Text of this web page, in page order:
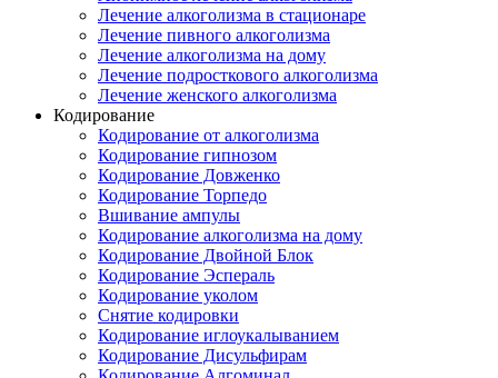
Лечение алкоголизма в стационаре
Лечение пивного алкоголизма
Лечение алкоголизма на дому
Лечение подросткового алкоголизма
Лечение женского алкоголизма
Кодирование
Кодирование от алкоголизма
Кодирование гипнозом
Кодирование Довженко
Кодирование Торпедо
Вшивание ампулы
Кодирование алкоголизма на дому
Кодирование Двойной Блок
Кодирование Эспераль
Кодирование уколом
Снятие кодировки
Кодирование иглоукалыванием
Кодирование Дисульфирам